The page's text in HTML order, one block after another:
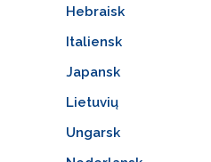
Hebraisk
Italiensk
Japansk
Lietuvių
Ungarsk